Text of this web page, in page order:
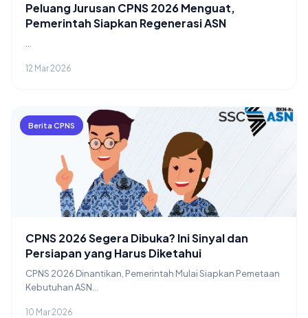
Peluang Jurusan CPNS 2026 Menguat,
Pemerintah Siapkan Regenerasi ASN
12 Mar 2026
Berita CPNS
CPNS 2026 Segera Dibuka? Ini Sinyal dan
Persiapan yang Harus Diketahui
CPNS 2026 Dinantikan, Pemerintah Mulai Siapkan Pemetaan
Kebutuhan ASN...
10 Mar 2026